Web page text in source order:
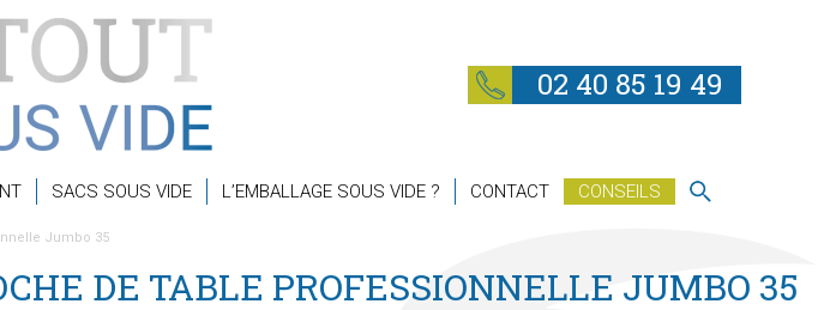
02 40 85 19 49
SACS SOUS VIDE L’EMBALLAGE SOUS VIDE ? CONTACT CONSEILS
Jumbo 35
DE TABLE PROFESSIONNELLE JUMBO 35